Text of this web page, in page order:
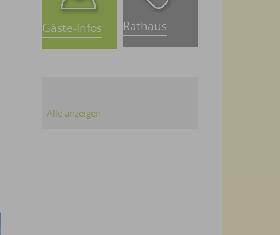
Gäste-Infos Rathaus
Alle anzeigen